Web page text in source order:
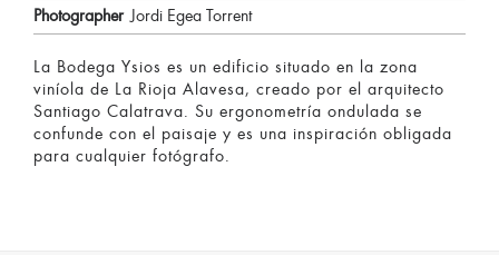
Photographer Jordi Egea Torrent
La Bodega Ysios es un edificio situado en la zona
viníola de La Rioja Alavesa, creado por el arquitecto
Santiago Calatrava. Su ergonometría ondulada se
confunde con el paisaje y es una inspiración obligada
para cualquier fotógrafo.